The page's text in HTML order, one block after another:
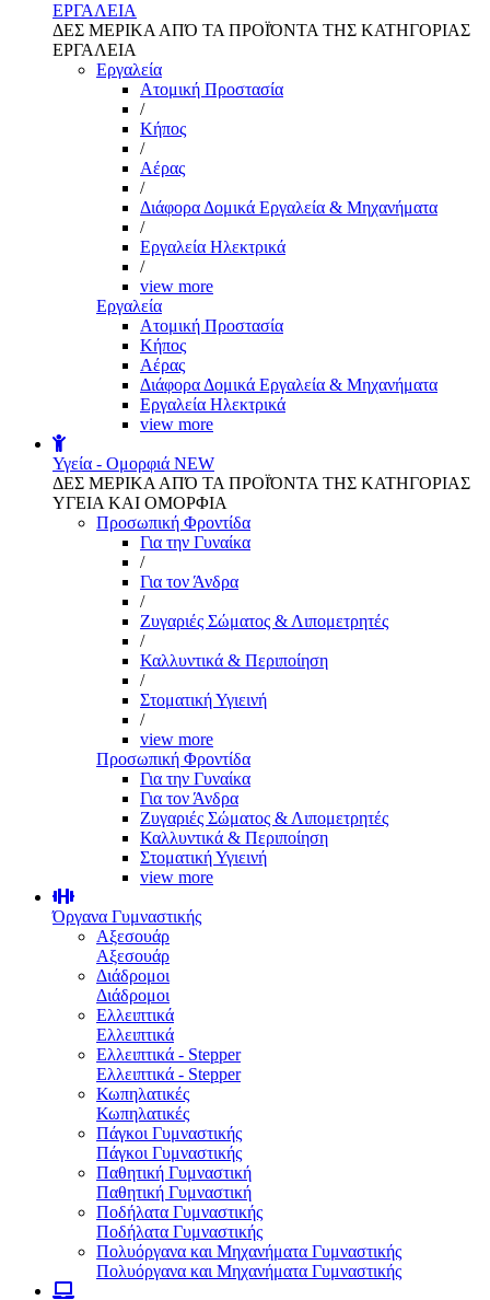
ΕΡΓΑΛΕΙΑ
ΔΕΣ ΜΕΡΙΚΑ ΑΠΌ ΤΑ ΠΡΟΪΌΝΤΑ ΤΗΣ ΚΑΤΗΓΟΡΙΑΣ
ΕΡΓΑΛΕΙΑ
Εργαλεία
Aτομική Προστασία
/
Kήπος
/
Αέρας
/
Διάφορα Δομικά Εργαλεία & Μηχανήματα
/
Εργαλεία Ηλεκτρικά
/
view more
Εργαλεία
Aτομική Προστασία
Kήπος
Αέρας
Διάφορα Δομικά Εργαλεία & Μηχανήματα
Εργαλεία Ηλεκτρικά
view more
Υγεία - Ομορφιά NEW
ΔΕΣ ΜΕΡΙΚΑ ΑΠΌ ΤΑ ΠΡΟΪΌΝΤΑ ΤΗΣ ΚΑΤΗΓΟΡΙΑΣ
ΥΓΕΙΑ ΚΑΙ ΟΜΟΡΦΙΑ
Προσωπική Φροντίδα
Για την Γυναίκα
/
Για τον Άνδρα
/
Ζυγαριές Σώματος & Λιπομετρητές
/
Καλλυντικά & Περιποίηση
/
Στοματική Υγιεινή
/
view more
Προσωπική Φροντίδα
Για την Γυναίκα
Για τον Άνδρα
Ζυγαριές Σώματος & Λιπομετρητές
Καλλυντικά & Περιποίηση
Στοματική Υγιεινή
view more
Όργανα Γυμναστικής
Αξεσουάρ
Αξεσουάρ
Διάδρομοι
Διάδρομοι
Ελλειπτικά
Ελλειπτικά
Ελλειπτικά - Stepper
Ελλειπτικά - Stepper
Κωπηλατικές
Κωπηλατικές
Πάγκοι Γυμναστικής
Πάγκοι Γυμναστικής
Παθητική Γυμναστική
Παθητική Γυμναστική
Ποδήλατα Γυμναστικής
Ποδήλατα Γυμναστικής
Πολυόργανα και Μηχανήματα Γυμναστικής
Πολυόργανα και Μηχανήματα Γυμναστικής